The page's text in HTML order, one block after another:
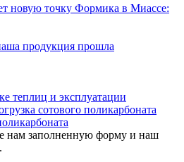
новую точку Формика в Миассе:
продукция прошла
теплиц и эксплуатации
сотового поликарбоната
нам заполненную форму и наш